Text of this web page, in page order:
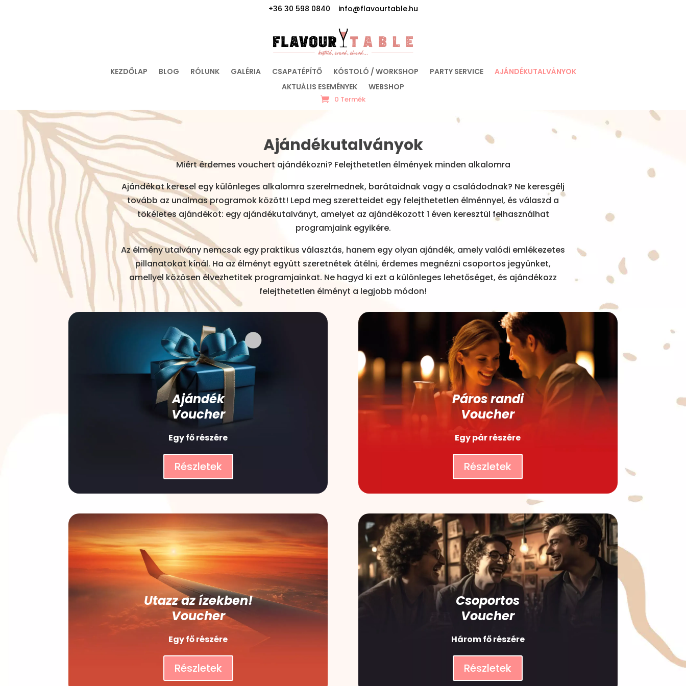
+36 30 598 0840 info@flavourtable.hu
KEZDŐLAP BLOG RÓLUNK GALÉRIA CSAPATÉPÍTŐ KÓSTOLÓ / WORKSHOP PARTY SERVICE
AJÁNDÉKUTALVÁNYOK
AKTUÁLIS ESEMÉNYEK
WEBSHOP
0 Termék
Ajándékutalványok
Miért érdemes vouchert ajándékozni? Felejthetetlen élmények minden alkalomra
Ajándékot keresel egy különleges alkalomra szerelmednek, barátaidnak vagy a családodnak? Ne keresgélj
tovább az unalmas programok között! Lepd meg szeretteidet egy felejthetetlen élménnyel, és válaszd a
tökéletes ajándékot: egy ajándékutalványt, amelyet az ajándékozott 1 éven keresztül felhasználhat
programjaink egyikére.
Az élmény utalvány nemcsak egy praktikus választás, hanem egy olyan ajándék, amely valódi emlékezetes
pillanatokat kínál. Ha az élményt együtt szeretnétek átélni, érdemes megnézni csoportos jegyünket,
amellyel közösen élvezhetitek programjainkat. Ne hagyd ki ezt a különleges lehetőséget, és ajándékozz
felejthetetlen élményt a legjobb módon!
Ajándék
Voucher
Egy fő részére
Részletek
Páros randi
Voucher
Egy pár részére
Részletek
Utazz az ízekben!
Voucher
Egy fő részére
Részletek
Csoportos
Voucher
Három fő részére
Részletek